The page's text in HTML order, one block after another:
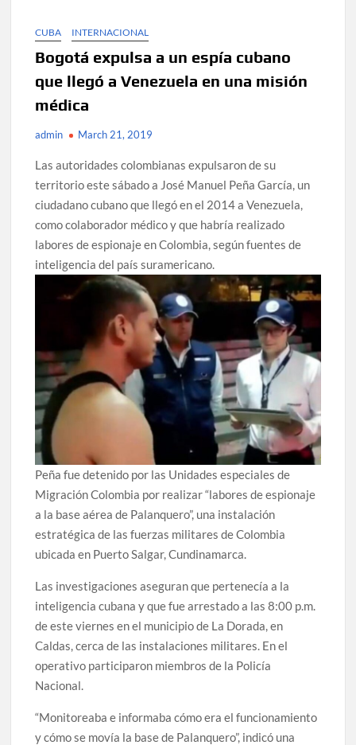
CUBA INTERNACIONAL
Bogotá expulsa a un espía cubano
que llegó a Venezuela en una misión
médica
admin March 21, 2019
Las autoridades colombianas expulsaron de su
territorio este sábado a José Manuel Peña García, un
ciudadano cubano que llegó en el 2014 a Venezuela,
como colaborador médico y que habría realizado
labores de espionaje en Colombia, según fuentes de
inteligencia del país suramericano.
Peña fue detenido por las Unidades especiales de
Migración Colombia por realizar “labores de espionaje
a la base aérea de Palanquero”, una instalación
estratégica de las fuerzas militares de Colombia
ubicada en Puerto Salgar, Cundinamarca.
Las investigaciones aseguran que pertenecía a la
inteligencia cubana y que fue arrestado a las 8:00 p.m.
de este viernes en el municipio de La Dorada, en
Caldas, cerca de las instalaciones militares. En el
operativo participaron miembros de la Policía
Nacional.
“Monitoreaba e informaba cómo era el funcionamiento
y cómo se movía la base de Palanquero”, indicó una